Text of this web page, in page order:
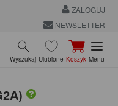
ZALOGUJ
NEWSLETTER
Wyszukaj Ulubione Koszyk Menu